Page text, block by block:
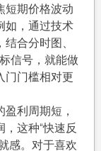
短期价格波动
如，通过技术
合分时图、
信号，就能做
门门槛相对更
利周期短，
这种“快速反
感。对于喜欢